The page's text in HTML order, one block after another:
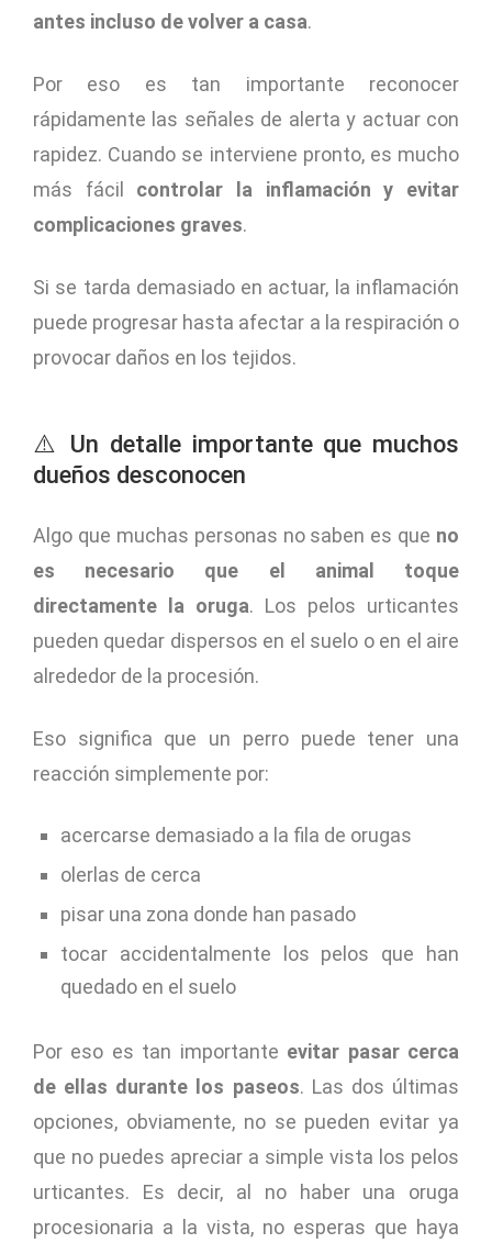
antes incluso de volver a casa.
Por eso es tan importante reconocer
rápidamente las señales de alerta y actuar con
rapidez. Cuando se interviene pronto, es mucho
más fácil controlar la inflamación y evitar
complicaciones graves.
Si se tarda demasiado en actuar, la inflamación
puede progresar hasta afectar a la respiración o
provocar daños en los tejidos.
⚠️ Un detalle importante que muchos
dueños desconocen
Algo que muchas personas no saben es que no
es necesario que el animal toque
directamente la oruga. Los pelos urticantes
pueden quedar dispersos en el suelo o en el aire
alrededor de la procesión.
Eso significa que un perro puede tener una
reacción simplemente por:
acercarse demasiado a la fila de orugas
olerlas de cerca
pisar una zona donde han pasado
tocar accidentalmente los pelos que han
quedado en el suelo
Por eso es tan importante evitar pasar cerca
de ellas durante los paseos. Las dos últimas
opciones, obviamente, no se pueden evitar ya
que no puedes apreciar a simple vista los pelos
urticantes. Es decir, al no haber una oruga
procesionaria a la vista, no esperas que haya